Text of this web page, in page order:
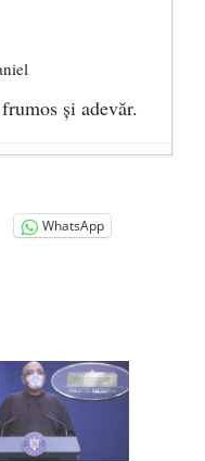
şi adevăr.
dintre Dan
februarie 2016
imigranţi
WhatsApp